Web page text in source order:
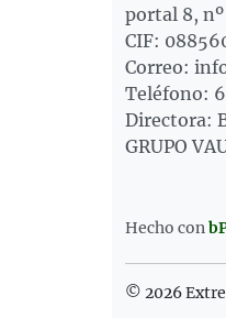
portal 8,
CIF:
Correo:
Teléfono:
Directora:
GRUPO
Hecho con
© 2026